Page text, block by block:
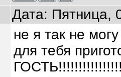
Дата: Пятница,
не я так не
для тебя